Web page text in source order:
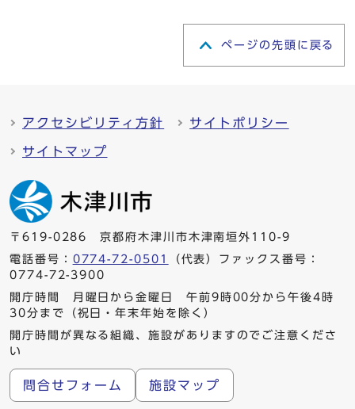
ページの先頭に戻る
アクセシビリティ方針 サイトポリシー
サイトマップ
〒619-0286 京都府木津川市木津南垣外110-9
電話番号： 0774-72-0501
（代表）ファックス番号：
0774-72-3900
開庁時間 月曜日から金曜日 午前9時00分から午後4時
30分まで（祝日・年末年始を除く）
開庁時間が異なる組織、施設がありますのでご注意くださ
い
問合せフォーム 施設マップ